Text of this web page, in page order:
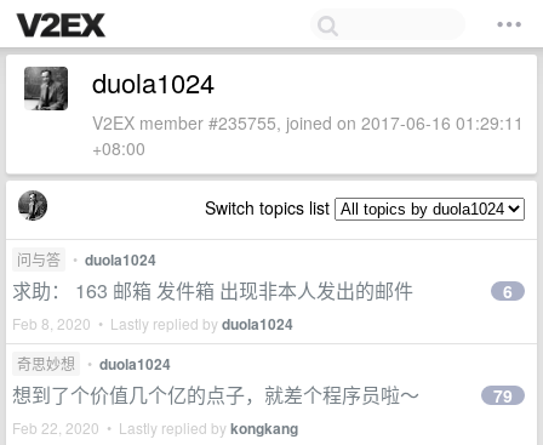
duola1024
V2EX member #235755, joined on 2017-06-16 01:29:11
+08:00
Switch topics list
问与答 • duola1024
求助： 163 邮箱 发件箱 出现非本人发出的邮件
Feb 8, 2020 • Lastly replied byduola1024
6
奇思妙想 • duola1024
想到了个价值几个亿的点子，就差个程序员啦～
Feb 22, 2020 • Lastly replied bykongkang
79